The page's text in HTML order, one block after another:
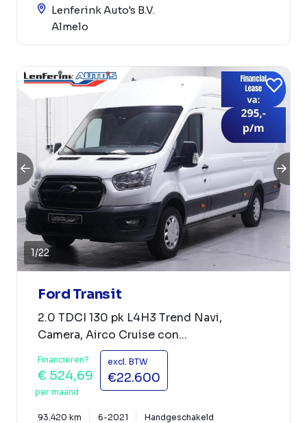
Lenferink Auto's B.V.
Almelo
1/22
Ford Transit
2.0 TDCI 130 pk L4H3 Trend Navi,
Camera, Airco Cruise con...
Financieren?
€ 524,69
per maand
excl. BTW
€22.600
93.420 km 6-2021 Handgeschakeld